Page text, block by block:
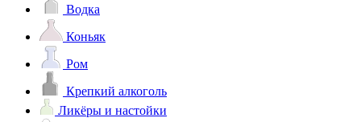
Водка
Коньяк
Ром
Крепкий алкоголь
Ликёры и настойки